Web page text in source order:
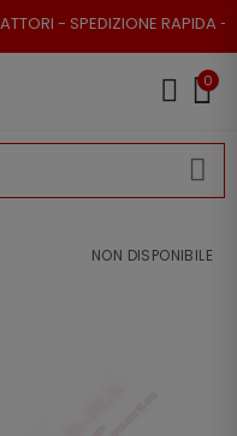
RAPIDA - RESO
0
NON DISPONIBILE